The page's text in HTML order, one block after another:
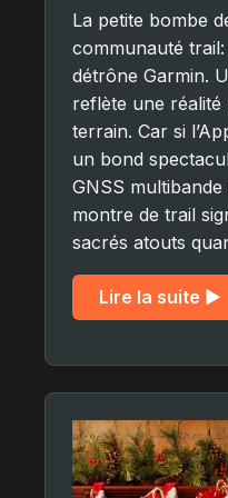
La petite bombe
communauté
détrône Garmin.
reflète une
terrain. Car si
un bond
GNSS multibande
montre de trail
sacrés atouts
Lire la suite ▶︎